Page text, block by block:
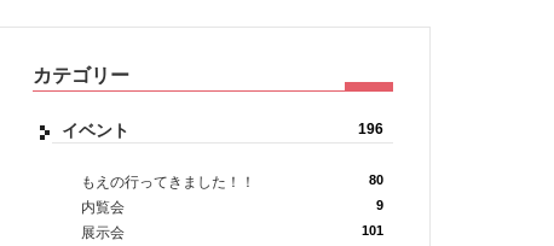
カテゴリー
イベント 196
もえの行ってきました！！ 80
内覧会 9
展示会 101